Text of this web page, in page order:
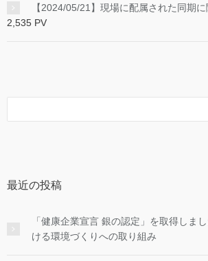
【2024/05/21】現場に配属された同期に
2,535 PV
最近の投稿
「健康企業宣言 銀の認定」を取得しま
ける環境づくりへの取り組み